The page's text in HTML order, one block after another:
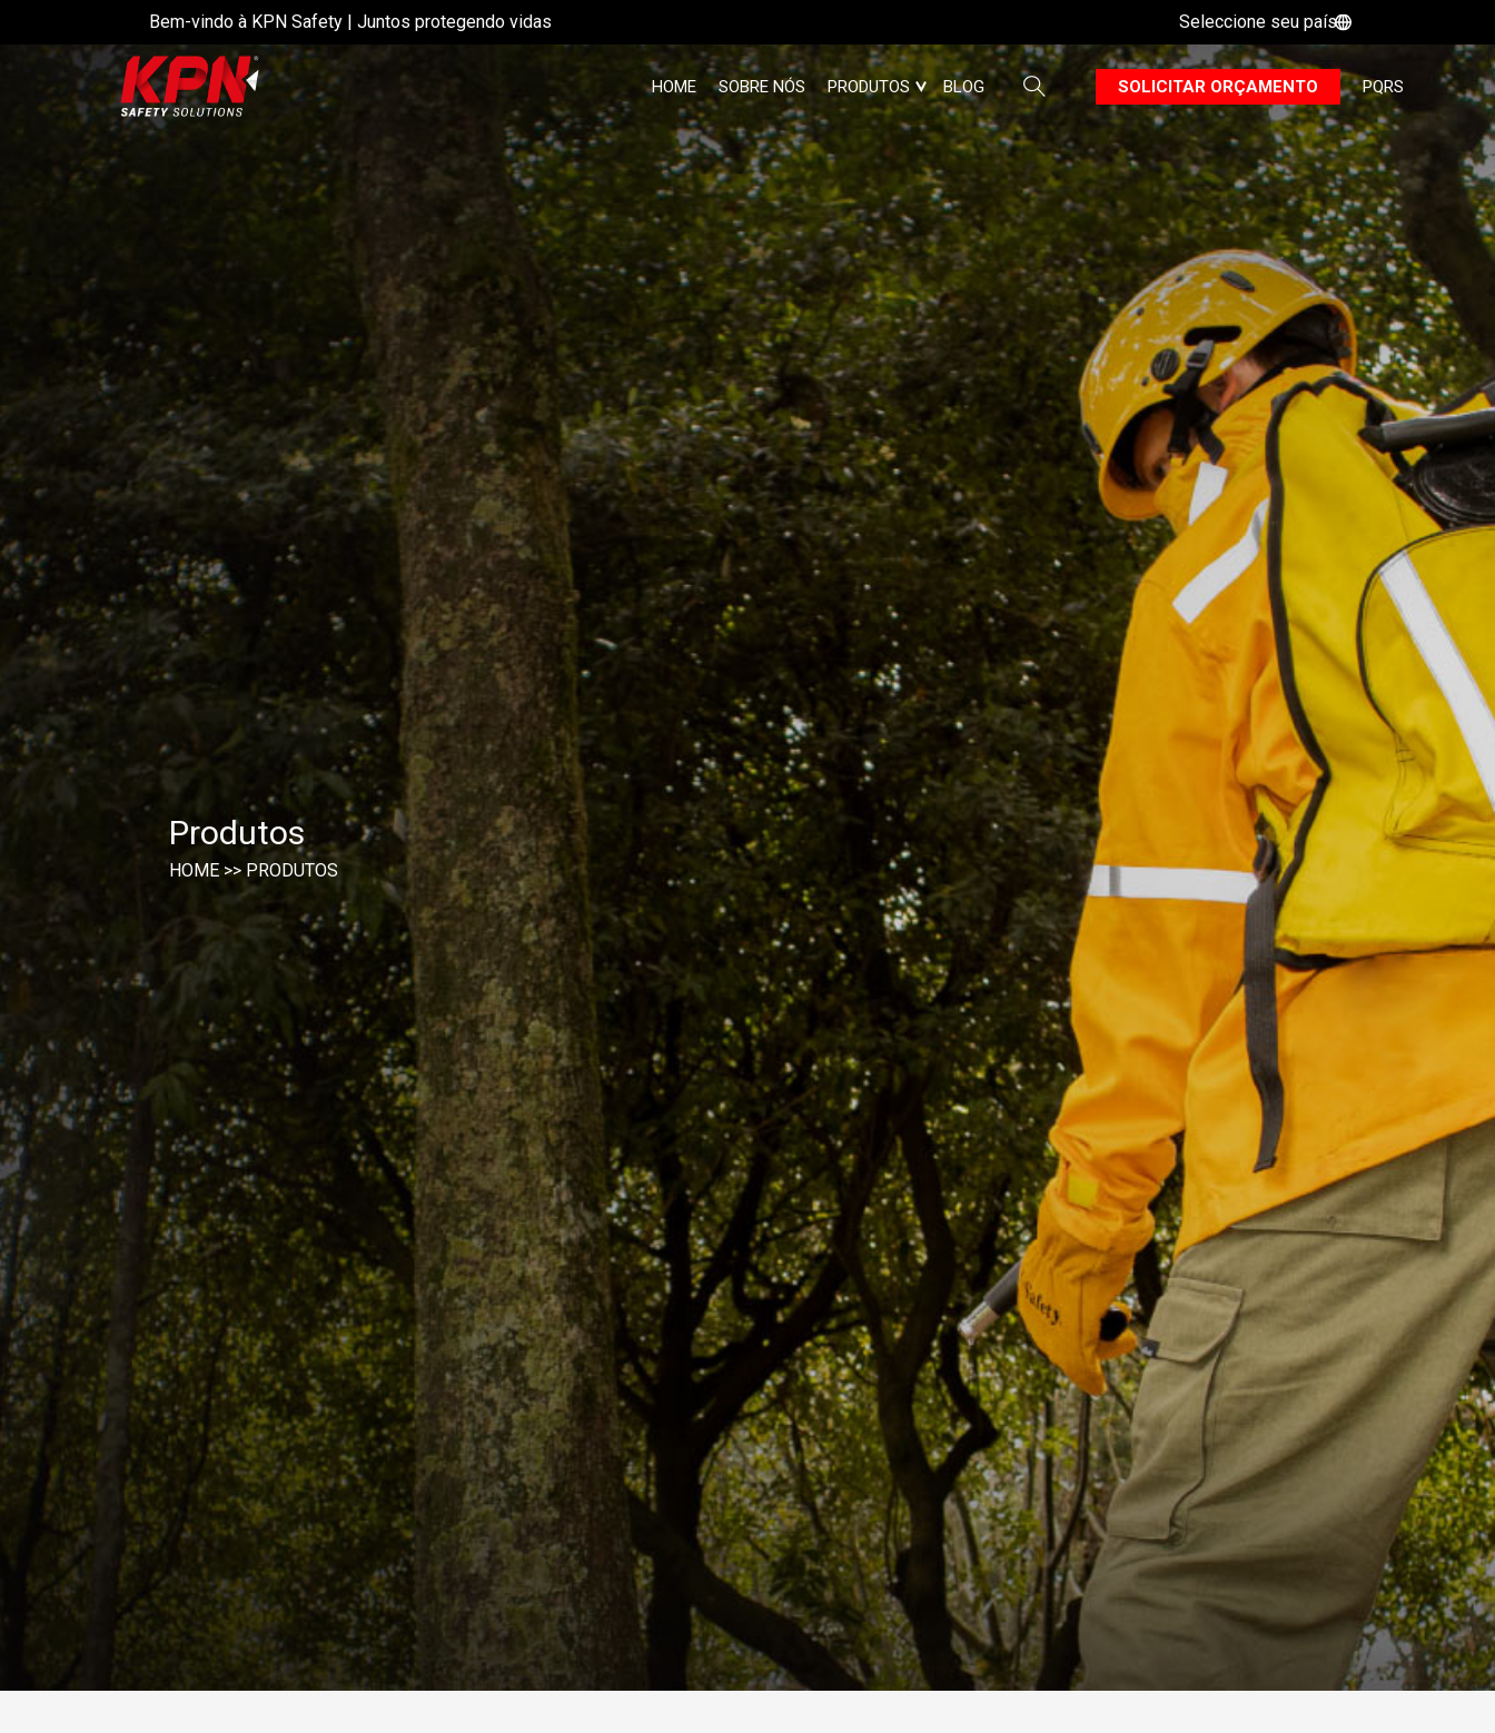
Bem-vindo à KPN Safety | Juntos protegendo vidas Seleccione seu país
HOME SOBRE NÓS PRODUTOS BLOG B SOLICITAR ORÇAMENTO PQRS
Produtos
HOME >> PRODUTOS